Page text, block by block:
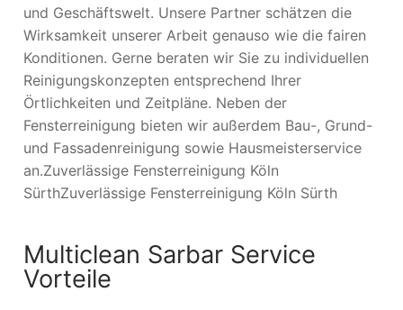
und Geschäftswelt. Unsere Partner schätzen die
Wirksamkeit unserer Arbeit genauso wie die fairen
Konditionen. Gerne beraten wir Sie zu individuellen
Reinigungskonzepten entsprechend Ihrer
Örtlichkeiten und Zeitpläne. Neben der
Fensterreinigung bieten wir außerdem Bau-, Grund-
und Fassadenreinigung sowie Hausmeisterservice
an.Zuverlässige Fensterreinigung Köln
SürthZuverlässige Fensterreinigung Köln Sürth
Multiclean Sarbar Service
Vorteile